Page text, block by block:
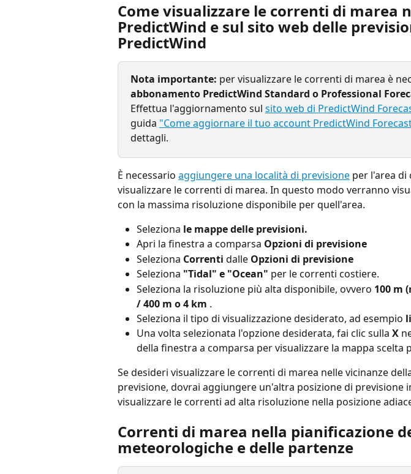
Come visualizzare le correnti di marea
PredictWind e sul sito web delle
PredictWind
Nota importante: per visualizzare le correnti di marea è
abbonamento PredictWind Standard o Professional
Effettua l'aggiornamento sul sito web di PredictWind
guida "Come aggiornare il tuo account PredictWind
dettagli.
È necessario aggiungere una località di previsione per l'area di
visualizzare le correnti di marea. In questo modo verranno
con la massima risoluzione disponibile per quell'area.
Seleziona le mappe delle previsioni.
Apri la finestra a comparsa Opzioni di previsione
Seleziona Correnti dalle Opzioni di previsione
Seleziona "Tidal" e "Ocean" per le correnti costiere.
Seleziona la risoluzione più alta disponibile, ovvero 100 m
/ 400 m o 4 km .
Seleziona il tipo di visualizzazione desiderato, ad esempio
Una volta selezionata l'opzione desiderata, fai clic sulla X
della finestra a comparsa per visualizzare la mappa scelta
Se desideri visualizzare le correnti di marea nelle vicinanze
previsione, dovrai aggiungere un'altra posizione di previsione
visualizzare le correnti ad alta risoluzione nella posizione
Correnti di marea nella pianificazione
meteorologiche e delle partenze